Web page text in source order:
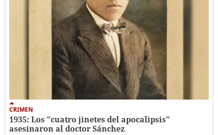
CRIMEN
1935: Los "cuatro jinetes del apocalipsis"
asesinaron al doctor Sánchez